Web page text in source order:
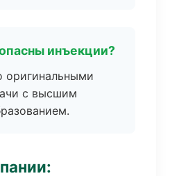
инъекции?
оригинальными
с высшим